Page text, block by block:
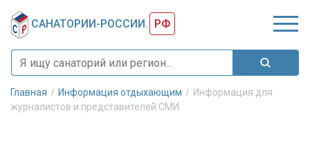
САНАТОРИИ-РОССИИ. РФ
Главная Информация отдыхающим
Информация для
журналистов и представителей СМИ